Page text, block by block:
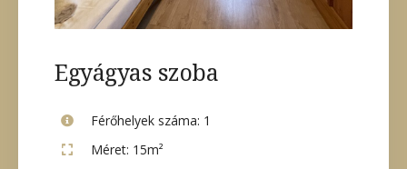
Egyágyas szoba
Férőhelyek száma: 1
Méret: 15m²